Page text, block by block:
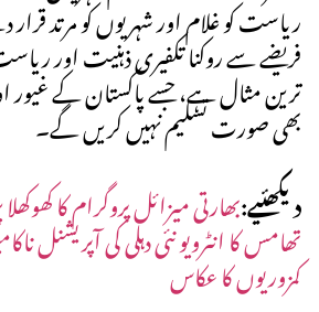
ریاست کو غلام اور شہریوں کو مرتد
فریضے سے روکنا تکفیری ذہنیت اور
ترین مثال ہے، جسے پاکستان کے غیور
بھی صورت تسلیم نہیں کریں گے۔
دیکھئیے:بھارتی میزائل پروگرام کا
تھامس کا انٹرویو نئی دہلی کی آپریشنل
کمزوریوں کا عکاس